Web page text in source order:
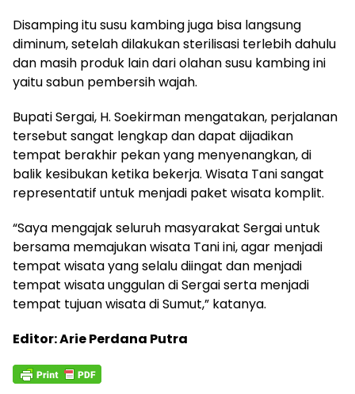
Disamping itu susu kambing juga bisa langsung
diminum, setelah dilakukan sterilisasi terlebih dahulu
dan masih produk lain dari olahan susu kambing ini
yaitu sabun pembersih wajah.
Bupati Sergai, H. Soekirman mengatakan, perjalanan
tersebut sangat lengkap dan dapat dijadikan
tempat berakhir pekan yang menyenangkan, di
balik kesibukan ketika bekerja. Wisata Tani sangat
representatif untuk menjadi paket wisata komplit.
“Saya mengajak seluruh masyarakat Sergai untuk
bersama memajukan wisata Tani ini, agar menjadi
tempat wisata yang selalu diingat dan menjadi
tempat wisata unggulan di Sergai serta menjadi
tempat tujuan wisata di Sumut,” katanya.
Editor: Arie Perdana Putra